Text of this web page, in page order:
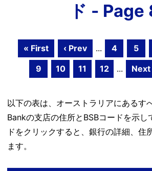
ド - Page
« First ‹ Prev ... 4 5
9
10 11 12 ... Next
以下の表は、オーストラリアにあるす
Bankの支店の住所とBSBコードを示し
ドをクリックすると、銀行の詳細、住
ます。